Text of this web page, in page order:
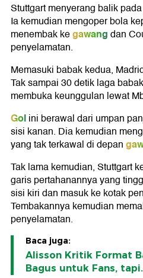
Stuttgart menyerang balik
Ia kemudian mengoper bola
menembak kegawangdan
penyelamatan.
Memasuki babak kedua,
Tak sampai 30 detik laga
membuka keunggulan lewat
Golini berawal dari umpan
sisi kanan. Dia kemudian
yang tak terkawal di depan
Tak lama kemudian, Stuttgart
garis pertahanannya yang
sisi kiri dan masuk ke kotak
Tembakannya kemudian
penyelamatan.
Baca juga:
Alisson Kritik Format
Bagus untuk Fans,